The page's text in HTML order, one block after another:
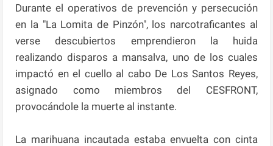
Durante el operativos de prevención y persecución
en la "La Lomita de Pinzón", los narcotraficantes al
verse descubiertos emprendieron la huida
realizando disparos a mansalva, uno de los cuales
impactó en el cuello al cabo De Los Santos Reyes,
asignado como miembros del CESFRONT,
provocándole la muerte al instante.
La marihuana incautada estaba envuelta con cinta